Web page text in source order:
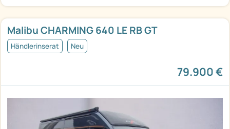
Malibu CHARMING 640 LE RB GT
Händlerinserat Neu
79.900 €